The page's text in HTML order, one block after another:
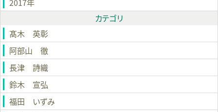
2017年
カテゴリ
髙木 英彰
阿部山 徹
長津 詩織
鈴木 宣弘
福田 いずみ